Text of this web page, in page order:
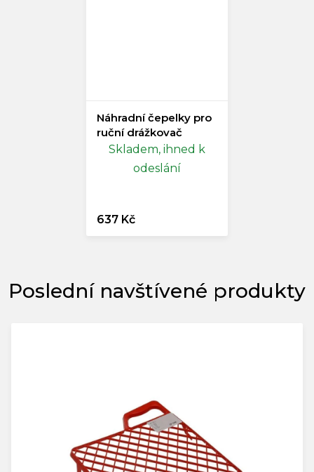
Náhradní čepelky pro
ruční drážkovač
Skladem, ihned k
odeslání
637 Kč
Poslední navštívené produkty